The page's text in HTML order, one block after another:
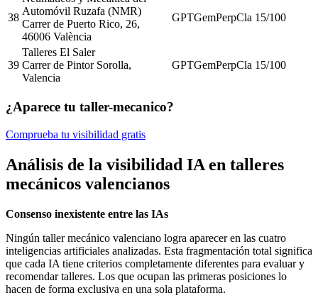
38
Automóvil Ruzafa (NMR)
Carrer de Puerto Rico, 26,
46006 València
GPTGemPerpCla 15/100
39
Talleres El Saler
Carrer de Pintor Sorolla,
Valencia
GPTGemPerpCla 15/100
¿Aparece tu taller-mecanico?
Comprueba tu visibilidad gratis
Análisis de la visibilidad IA en talleres
mecánicos valencianos
Consenso inexistente entre las IAs
Ningún taller mecánico valenciano logra aparecer en las cuatro
inteligencias artificiales analizadas. Esta fragmentación total significa
que cada IA tiene criterios completamente diferentes para evaluar y
recomendar talleres. Los que ocupan las primeras posiciones lo
hacen de forma exclusiva en una sola plataforma.